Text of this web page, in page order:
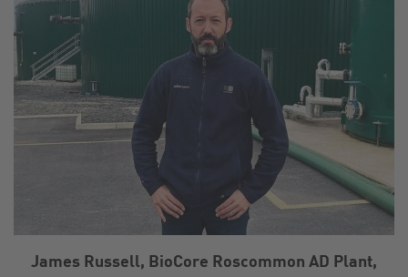
James Russell, BioCore Roscommon AD Plant,